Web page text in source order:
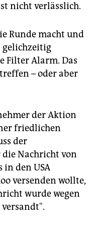
nicht verlässlich.
Runde macht und
gelichzeitig
Filter Alarm. Das
– oder aber
der Aktion
friedlichen
der
die Nachricht von
in den USA
versenden wollte,
wurde wegen